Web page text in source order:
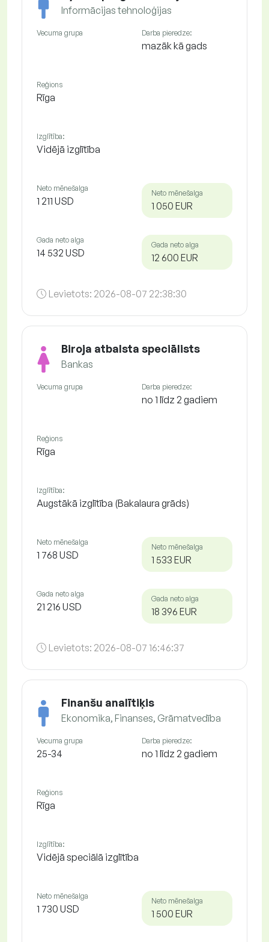
Informācijas tehnoloģijas
Vecuma grupa Darba pieredze:
mazāk kā gads
Reģions
Rīga
Izglītība:
Vidējā izglītība
Neto mēnešalga
1 211 USD
Neto mēnešalga
1 050 EUR
Gada neto alga
14 532 USD
Gada neto alga
12 600 EUR
Levietots: 2026-08-07 22:38:30
Biroja atbalsta speciālists
Bankas
Vecuma grupa Darba pieredze:
no 1 līdz 2 gadiem
Reģions
Rīga
Izglītība:
Augstākā izglītība (Bakalaura grāds)
Neto mēnešalga
1 768 USD
Neto mēnešalga
1 533 EUR
Gada neto alga
21 216 USD
Gada neto alga
18 396 EUR
Levietots: 2026-08-07 16:46:37
Finanšu analītiķis
Ekonomika, Finanses, Grāmatvedība
Vecuma grupa
25-34
Darba pieredze:
no 1 līdz 2 gadiem
Reģions
Rīga
Izglītība:
Vidējā speciālā izglītība
Neto mēnešalga
1 730 USD
Neto mēnešalga
1 500 EUR